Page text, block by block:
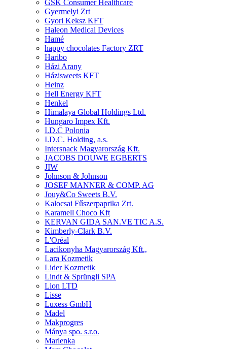
GSK Consumer Healthcare
Gyermelyi Zrt
Gyori Keksz KFT
Haleon Medical Devices
Hamé
happy chocolates Factory ZRT
Haribo
Házi Arany
Házisweets KFT
Heinz
Hell Energy KFT
Henkel
Himalaya Global Holdings Ltd.
Hungaro Impex Kft.
I.D.C Polonia
I.D.C. Holding, a.s.
Intersnack Magyarország Kft.
JACOBS DOUWE EGBERTS
JIW
Johnson & Johnson
JOSEF MANNER & COMP. AG
Jouy&Co Sweets B.V.
Kalocsai Fűszerpaprika Zrt.
Karamell Choco Kft
KERVAN GIDA SAN.VE TIC A.S.
Kimberly-Clark B.V.
L'Oréal
Lacikonyha Magyarország Kft.,
Lara Kozmetik
Lider Kozmetik
Lindt & Sprüngli SPA
Lion LTD
Lisse
Luxess GmbH
Madel
Makprogres
Mánya spo. s.r.o.
Marlenka